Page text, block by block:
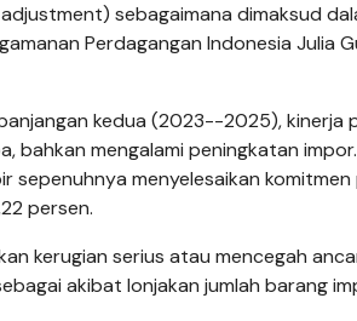
sebagaimana dimaksud
Perdagangan Indonesia Julia
kedua (2023--2025), kinerja
mengalami peningkatan
sepenuhnya menyelesaikan
persen.
kerugian serius atau mencegah
akibat lonjakan jumlah barang